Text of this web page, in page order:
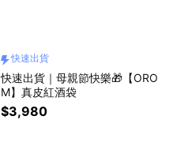
快速出貨
快速出貨｜母親節快樂🎁【ORO
M】真皮紅酒袋
$3,980